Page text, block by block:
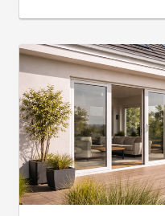
do lata to dobry
modele, które latem
cały rok […]